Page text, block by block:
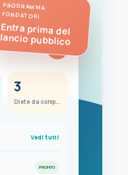
PROGRAMMA
FONDATORI
Entra prima del
lancio pubblico
FC
3
Diete da completare
Vedi tutti
PRONTO